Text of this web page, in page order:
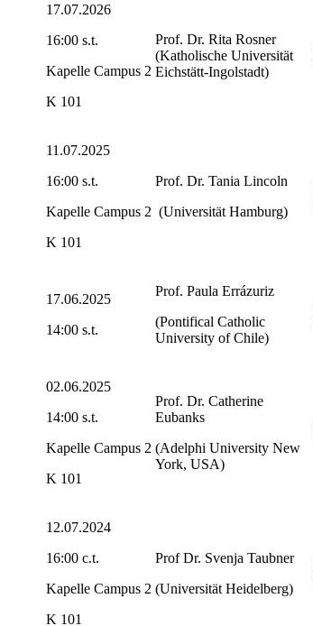
17.07.2026
16:00 s.t.
Kapelle Campus 2
K 101
Prof. Dr. Rita Rosner
(Katholische Universität
Eichstätt-Ingolstadt)
11.07.2025
16:00 s.t.
Kapelle Campus 2
K 101
Prof. Dr. Tania Lincoln
(Universität Hamburg)
17.06.2025
14:00 s.t.
Prof. Paula Errázuriz
(Pontifical Catholic
University of Chile)
02.06.2025
14:00 s.t.
Kapelle Campus 2
K 101
Prof. Dr. Catherine
Eubanks
(Adelphi University New
York, USA)
12.07.2024
16:00 c.t.
Kapelle Campus 2
K 101
Prof Dr. Svenja Taubner
(Universität Heidelberg)